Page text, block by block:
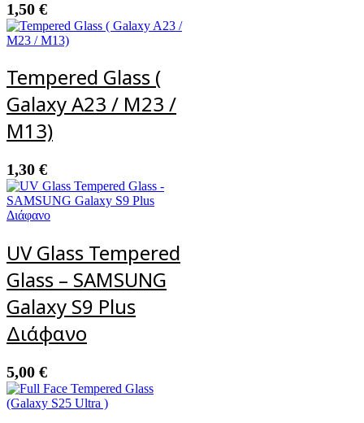
1,50 €
Tempered Glass (
Galaxy A23 / M23 /
M13)
1,30 €
UV Glass Tempered
Glass – SAMSUNG
Galaxy S9 Plus
Διάφανο
5,00 €